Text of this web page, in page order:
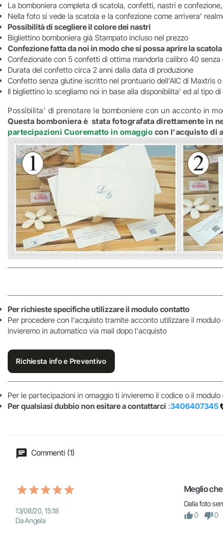
La bomboniera completa di scatola, confetti, nastri e
Nella foto si vede la scatola e la confezione come arrivera'
Possibilità di scegliere il colore dei nastri
Bigliettino bomboniera già Stampato incluso nel prezzo
Confezione fatta da noi in modo che si possa aprire la
Confezionate con 5 confetti di ottima mandorla calibro 40
Durata del confetto circa 2 anni dalla data di produzione
Confetto senza glutine iscritto nel prontuario dell'AIC di Maxtris
Il bigliettino lo scegliamo noi in base alla disponibilita' ed al tipo
Possibilita' di prenotare le bomboniere con un acconto in
Questa bomboniera è stata fotografata direttamente in
partecipazioni Cuorematto in omaggio con l'acquisto di
Per richieste specifiche utilizzare il modulo contatto
Per procedere con l'acquisto tramite acconto utilizzare il
invieremo in automatico via mail dopo l'acquisto
Richiesta info e Preventivo
Per le partecipazioni in omaggio ti invieremo il codice o il
Per qualsiasi dubbio non esitare a contattarci :3406407345
Commenti (1)
13/08/20, 15:18
Da Angela
Meglio
Dalla foto
0
0